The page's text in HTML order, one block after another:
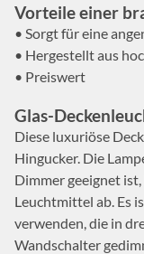
Vorteile einer
• Sorgt für eine
• Hergestellt aus
• Preiswert
Glas-
Diese luxuriöse
Hingucker. Die
Dimmer geeignet
Leuchtmittel ab. Es
verwenden, die in
Wandschalter